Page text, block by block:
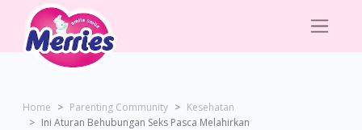
Home Parenting Community
Kesehatan
Ini Aturan Behubungan Seks Pasca Melahirkan